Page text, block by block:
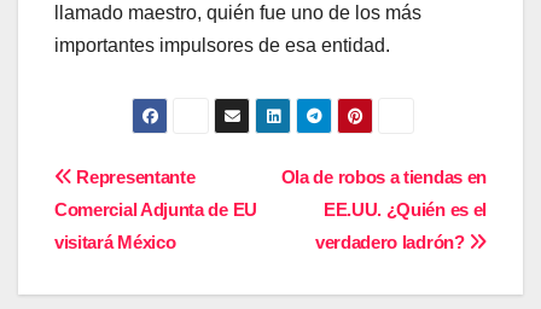
llamado maestro, quién fue uno de los más
importantes impulsores de esa entidad.
Navegación
de
entradas
Ola de robos a tiendas en
EE.UU. ¿Quién es el
verdadero ladrón?
Representante
Comercial Adjunta de EU
visitará México